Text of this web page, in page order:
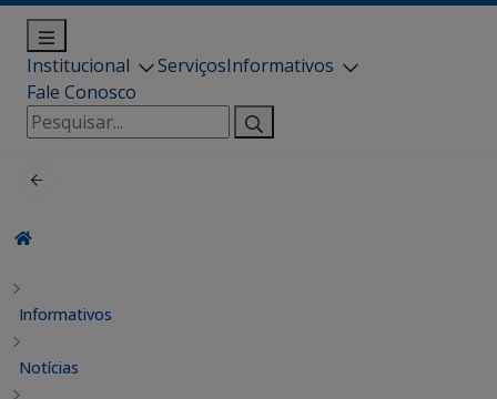
Institucional ServiçosInformativos
Fale Conosco
Pesquisar
por:
Informativos
Notícias